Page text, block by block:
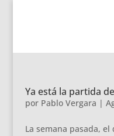
Ya está la partida
por Pablo Vergara |
La semana pasada,